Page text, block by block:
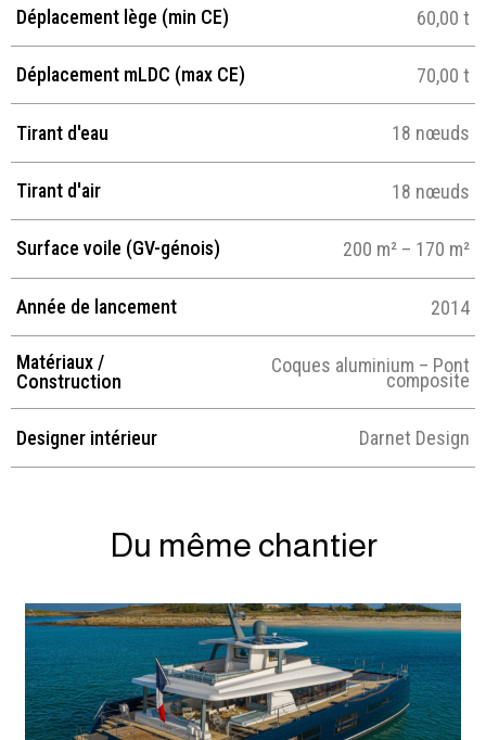
Déplacement lège (min CE) 60,00 t
Déplacement mLDC (max CE) 70,00 t
Tirant d'eau 18 nœuds
Tirant d'air 18 nœuds
Surface voile (GV-génois) 200 m² – 170 m²
Année de lancement 2014
Matériaux /
Construction
Coques aluminium – Pont
composite
Designer intérieur Darnet Design
Du même chantier